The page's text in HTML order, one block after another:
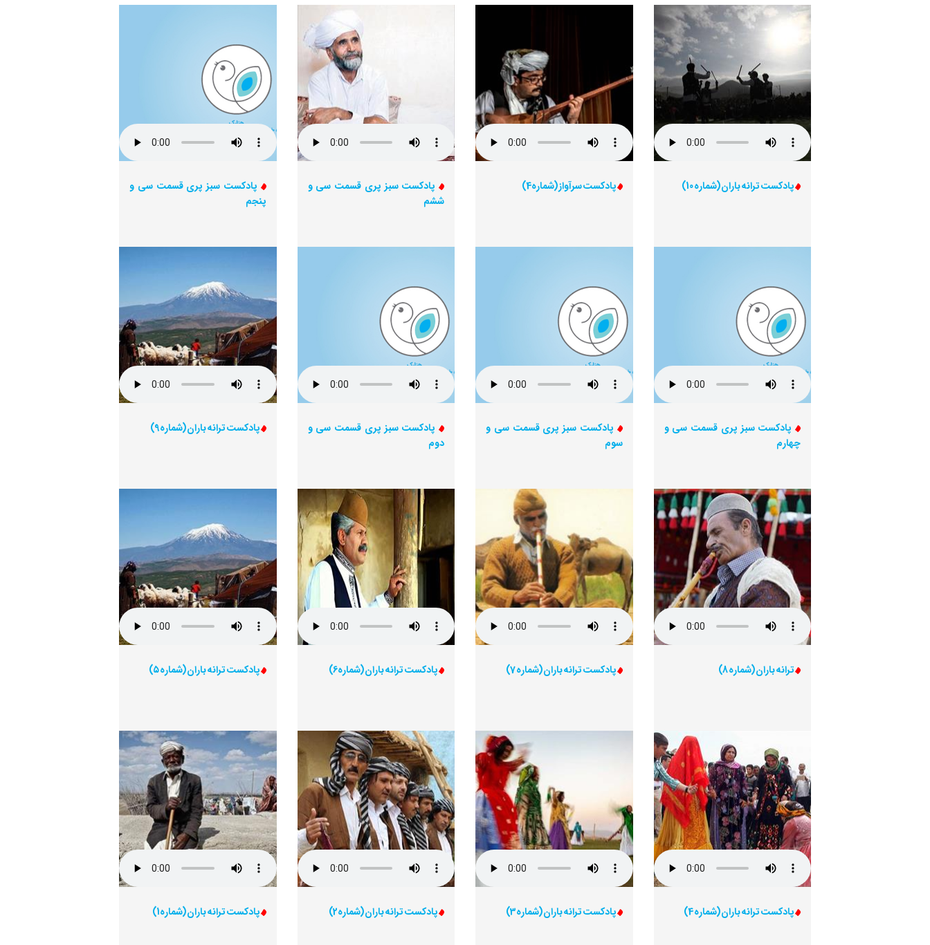
پادکست ترانه باران (شماره 10) پادکست سرآواز (شماره4)
پادکست سبز پری قسمت سی و
ششم
پادکست سبز پری قسمت سی و
پنجم
پادکست سبز پری قسمت سی و
چهارم
پادکست سبز پری قسمت سی و
سوم
پادکست سبز پری قسمت سی و
دوم
پادکست ترانه باران (شماره 9)
ترانه باران (شماره 8) پادکست ترانه باران (شماره 7) پادکست ترانه باران (شماره6) پادکست ترانه باران (شماره ۵)
پادکست ترانه باران (شماره 4) پادکست ترانه باران (شماره3) پادکست ترانه باران (شماره2) پادکست ترانه باران (شماره1)